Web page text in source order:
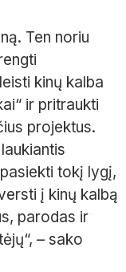
Ten noriu
kinų kalba
ir pritraukti
projektus.
tokį lygį,
į kinų kalbą
parodas ir
– sako